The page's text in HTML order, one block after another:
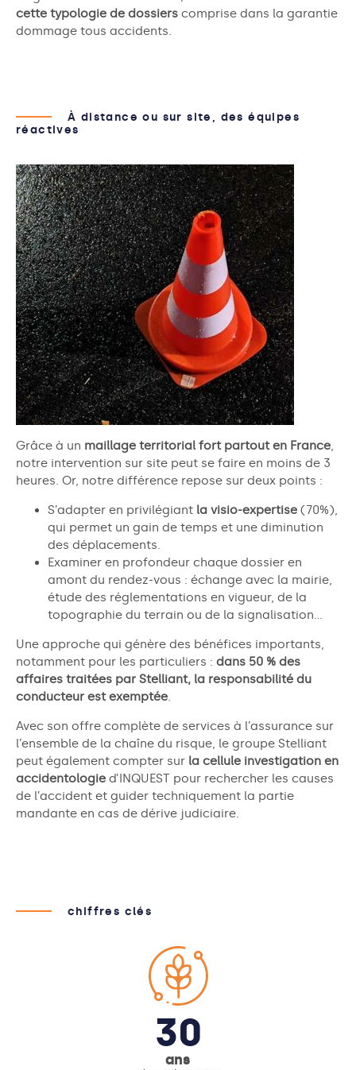
cette typologie de dossiers comprise dans la garantie
dommage tous accidents.
À distance ou sur site, des équipes
réactives
Grâce à un maillage territorial fort partout en France,
notre intervention sur site peut se faire en moins de 3
heures. Or, notre différence repose sur deux points :
S’adapter en privilégiant la visio-expertise (70%),
qui permet un gain de temps et une diminution
des déplacements.
Examiner en profondeur chaque dossier en
amont du rendez-vous : échange avec la mairie,
étude des réglementations en vigueur, de la
topographie du terrain ou de la signalisation…
Une approche qui génère des bénéfices importants,
notamment pour les particuliers : dans 50 % des
affaires traitées par Stelliant, la responsabilité du
conducteur est exemptée.
Avec son offre complète de services à l’assurance sur
l’ensemble de la chaîne du risque, le groupe Stelliant
peut également compter sur la cellule investigation en
accidentologie d’INQUEST pour rechercher les causes
de l’accident et guider techniquement la partie
mandante en cas de dérive judiciaire.
chiffres clés
30
ans